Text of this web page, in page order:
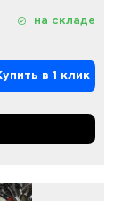
на складе
в 1 клик